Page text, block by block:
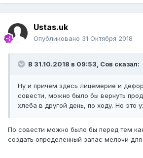
Ustas.uk
Опубликовано 31 Октября 2018
В 31.10.2018 в 09:53, Сов сказал:
Ну и причем здесь лицемерие и
совести, можно было бы вернуть
хлеба в другой день, по ходу. Но это
По совести можно было бы перед тем
создать определенный запас мелочи для